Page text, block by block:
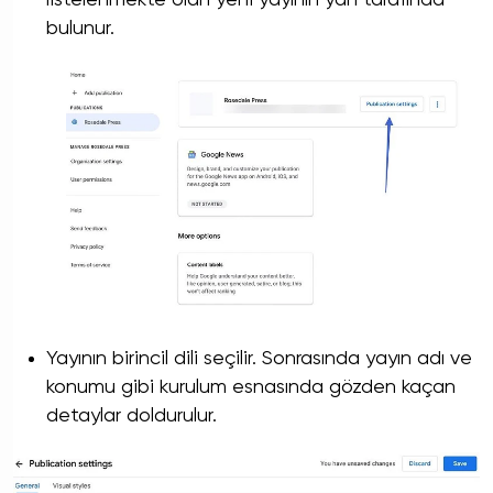
bulunur.
Yayının birincil dili seçilir. Sonrasında yayın adı ve
konumu gibi kurulum esnasında gözden kaçan
detaylar doldurulur.